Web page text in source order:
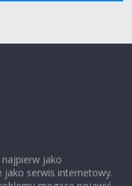
jako
jako serwis internetowy.